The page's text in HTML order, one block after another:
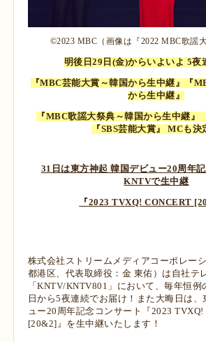
©2023 MBC（画像は『2022 MBC歌謡
明後日29日(金)からいよいよ 5夜
『MBC芸能大賞～韓国から生中継』『
から生中継』
『MBC歌謡大祭典～韓国から生中継』
『SBS芸能大賞』 MCも決
31日は東方神起 韓国デビュー20周年
KNTVで生中継
『2023 TVXQ! CONCERT
株式会社ストリームメディアコーポレー
都港区、代表取締役：金 東佑）は自社テ
「KNTV/KNTV801」において、毎年恒例
日から5夜連続でお届け！また大晦日は、
ュー20周年記念コンサート『2023 TVXQ!
[20&2]』を生中継いたします！